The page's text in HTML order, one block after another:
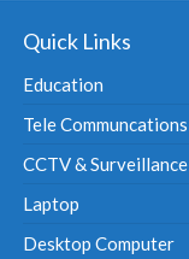
Quick Links
Education
Tele Communcations
CCTV & Surveillance
Laptop
Desktop Computer